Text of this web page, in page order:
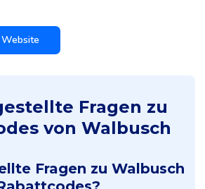
Fragen zu
von Walbusch
Fragen zu Walbusch